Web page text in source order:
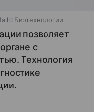
Биотехнологии
позволяет
с
Технология